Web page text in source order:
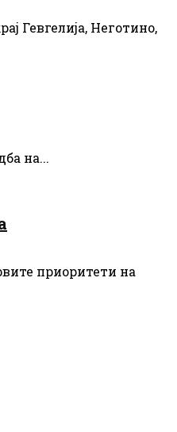
Гевгелија, Неготино,
на...
приоритети на